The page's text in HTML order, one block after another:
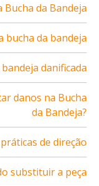
Bucha da Bandeja
bucha da bandeja
danificada
danos na Bucha
da Bandeja?
de direção
substituir a peça